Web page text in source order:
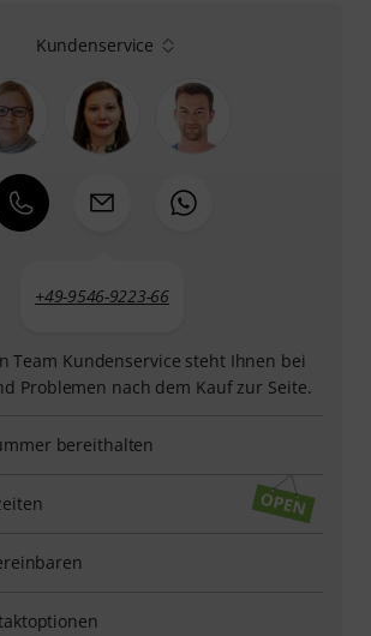
Kundenservice
+49-9546-9223-66
Team Kundenservice steht Ihnen bei
Problemen nach dem Kauf zur Seite.
bereithalten